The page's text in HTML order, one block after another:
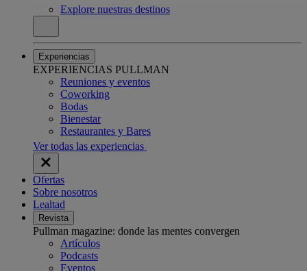
Explore nuestras destinos
Experiencias
EXPERIENCIAS PULLMAN
Reuniones y eventos
Coworking
Bodas
Bienestar
Restaurantes y Bares
Ver todas las experiencias
Ofertas
Sobre nosotros
Lealtad
Revista
Pullman magazine: donde las mentes convergen
Artículos
Podcasts
Eventos